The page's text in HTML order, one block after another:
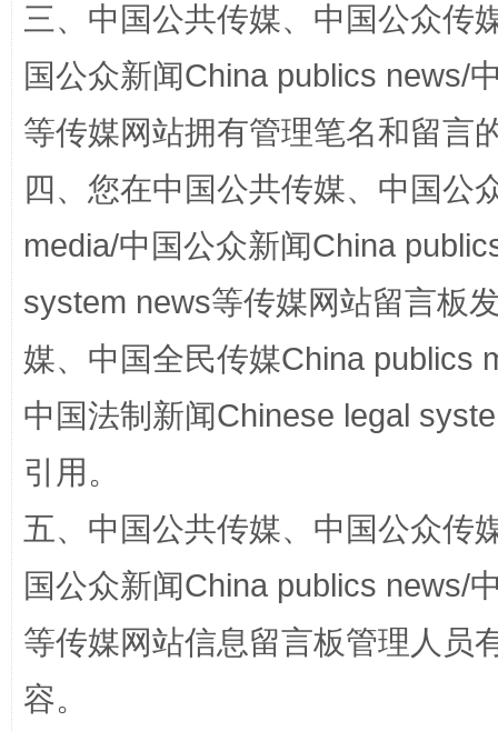
阿坝州三大球赛在茂县开幕 规模
三、中国公共传媒、中国公众传
国公众新闻China publics news/
等传媒网站拥有管理笔名和留言
四、您在中国公共传媒、中国公
media/中国公众新闻China
system news等传媒网站留言板
媒、中国全民传媒China publics
中国法制新闻Chinese legal
引用。
五、中国公共传媒、中国公众传
国公众新闻China publics news/
等传媒网站信息留言板管理人员
容。